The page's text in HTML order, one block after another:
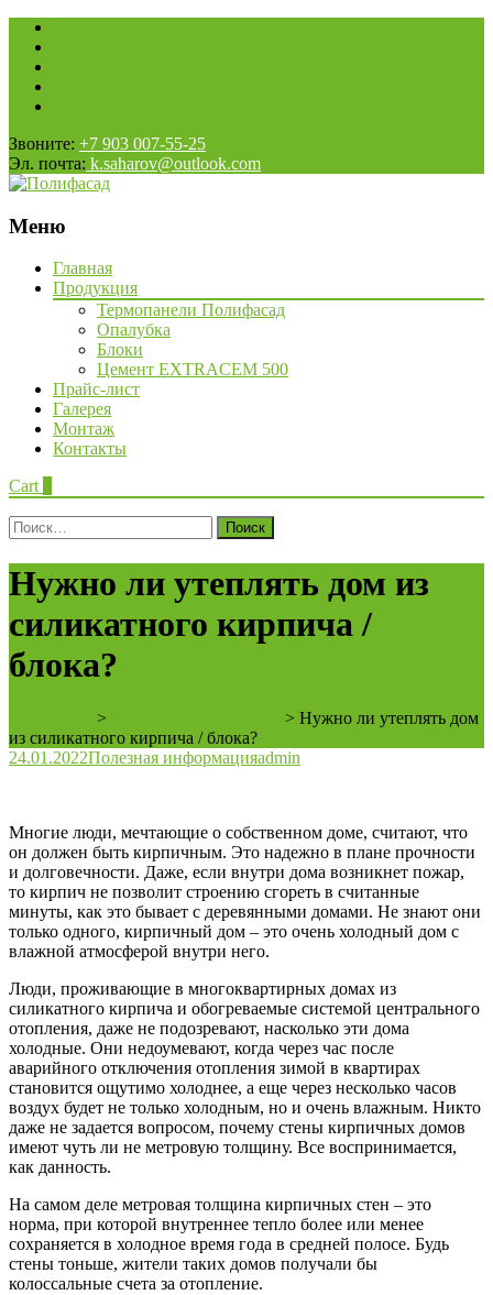
Звоните: +7 903 007-55-25
Эл. почта: k.saharov@outlook.com
Меню
НаверхГлавная
Продукция
Термопанели Полифасад
Опалубка
Блоки
Цемент EXTRACEM 500
Прайс-лист
Галерея
Монтаж
Контакты
Cart
Поиск
для:
Нужно ли утеплять дом из
силикатного кирпича /
блока?
> > Нужно ли утеплять дом
из силикатного кирпича / блока?
24.01.2022Полезная информацияadmin
Многие люди, мечтающие о собственном доме, считают, что
он должен быть кирпичным. Это надежно в плане прочности
и долговечности. Даже, если внутри дома возникнет пожар,
то кирпич не позволит строению сгореть в считанные
минуты, как это бывает с деревянными домами. Не знают они
только одного, кирпичный дом – это очень холодный дом с
влажной атмосферой внутри него.
Люди, проживающие в многоквартирных домах из
силикатного кирпича и обогреваемые системой центрального
отопления, даже не подозревают, насколько эти дома
холодные. Они недоумевают, когда через час после
аварийного отключения отопления зимой в квартирах
становится ощутимо холоднее, а еще через несколько часов
воздух будет не только холодным, но и очень влажным. Никто
даже не задается вопросом, почему стены кирпичных домов
имеют чуть ли не метровую толщину. Все воспринимается,
как данность.
На самом деле метровая толщина кирпичных стен – это
норма, при которой внутреннее тепло более или менее
сохраняется в холодное время года в средней полосе. Будь
стены тоньше, жители таких домов получали бы
колоссальные счета за отопление.